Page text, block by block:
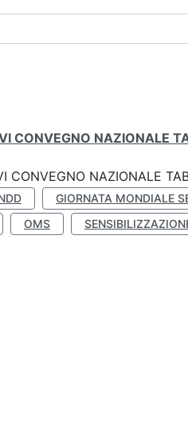
CONVEGNO NAZIONALE
CONVEGNO NAZIONALE
GIORNATA MONDIALE
OMS